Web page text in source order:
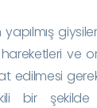
ve
edilmesi
bir şekilde